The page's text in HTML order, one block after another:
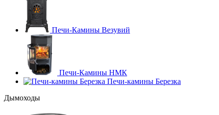
Печи-Камины Везувий
Печи-Камины НМК
Печи-камины Березка
Дымоходы